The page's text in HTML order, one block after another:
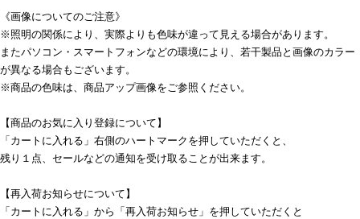
《画像についてのご注意》
※照明の関係により、実際よりも色味が違って見える場合があります。
またパソコン・スマートフォンなどの環境により、若干製品と画像のカラー
が異なる場合もございます。
※商品の色味は、商品アップ画像をご参照ください。
【商品のお気に入り登録について】
「カートに入れる」右側のハートマークを押していただくと、
残り１点、セールなどの通知を受け取ることが出来ます。
【再入荷お知らせについて】
「カートに入れる」から「再入荷お知らせ」を押していただくと